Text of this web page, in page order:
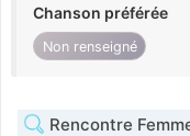
Chanson préférée
Non renseigné
Rencontre